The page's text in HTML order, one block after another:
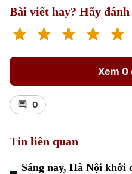
Bài viết hay? Hãy
Xem 0
0
Tin liên quan
Sáng nay, Hà Nội khởi